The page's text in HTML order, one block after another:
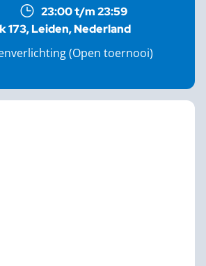
23:00 t/m 23:59
173, Leiden, Nederland
(Open toernooi)